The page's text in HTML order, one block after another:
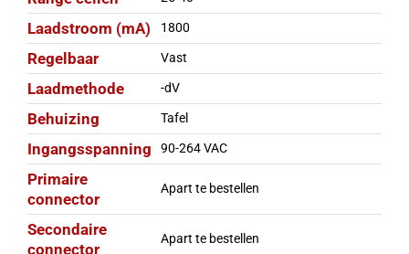
Laadstroom (mA) 1800
Regelbaar Vast
Laadmethode -dV
Behuizing Tafel
Ingangsspanning 90-264 VAC
Primaire
connector
Apart te bestellen
Secondaire
connector
Apart te bestellen